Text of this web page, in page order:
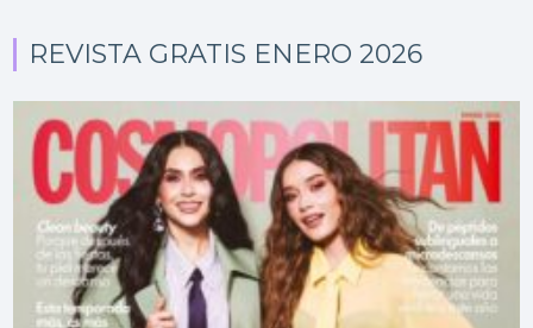
REVISTA GRATIS ENERO 2026